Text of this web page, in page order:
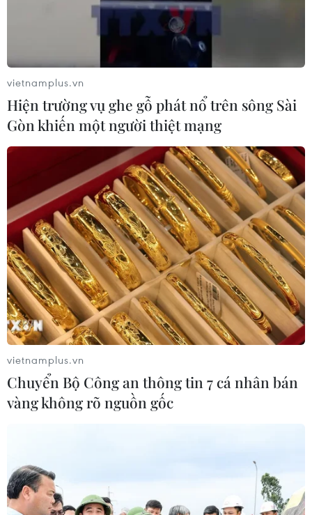
vietnamplus.vn
Hiện trường vụ ghe gỗ phát nổ trên sông Sài
Gòn khiến một người thiệt mạng
vietnamplus.vn
Chuyển Bộ Công an thông tin 7 cá nhân bán
vàng không rõ nguồn gốc